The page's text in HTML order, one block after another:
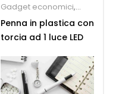
Gadget economici,
Penne Personalizzate
Penna in plastica con
torcia ad 1 luce LED